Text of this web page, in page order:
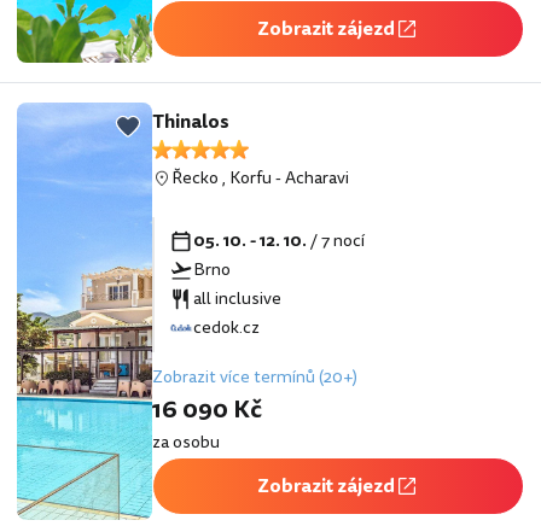
Zobrazit zájezd
Thinalos
Řecko, Korfu-Acharavi
05. 10. - 12. 10./ 7 nocí
Brno
all inclusive
cedok.cz
Zobrazit více termínů (20+)
16 090 Kč
za osobu
Zobrazit zájezd